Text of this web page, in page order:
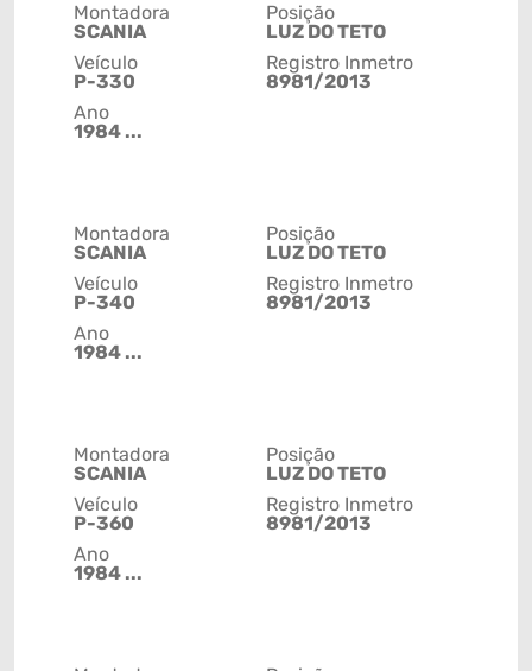
Montadora
SCANIA
Veículo
P-330
Ano
1984 ...
Posição
LUZ DO TETO
Registro Inmetro
8981/2013
Montadora
SCANIA
Veículo
P-340
Ano
1984 ...
Posição
LUZ DO TETO
Registro Inmetro
8981/2013
Montadora
SCANIA
Veículo
P-360
Ano
1984 ...
Posição
LUZ DO TETO
Registro Inmetro
8981/2013